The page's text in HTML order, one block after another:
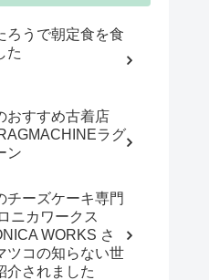
ろうで朝定食を食
た
おすすめ古着店
ラグ
ン
チーズケーキ専門
ニカワークス
WORKS さ
ツコの知らない世
介されました